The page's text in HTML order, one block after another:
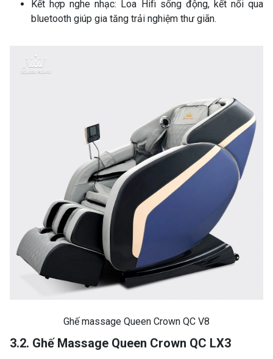
Kết hợp nghe nhạc: Loa Hifi sống động, kết nối qua
bluetooth giúp gia tăng trải nghiệm thư giãn.
Ghế massage Queen Crown QC V8
3.2. Ghế Massage Queen Crown QC LX3